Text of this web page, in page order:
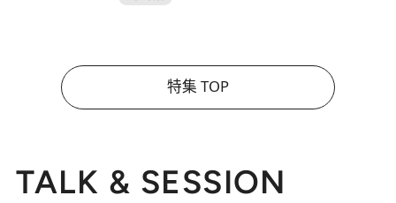
特集 TOP
TALK & SESSION